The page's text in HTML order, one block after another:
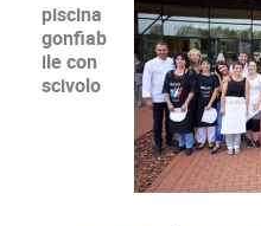
piscina
gonfiab
ile con
scivolo